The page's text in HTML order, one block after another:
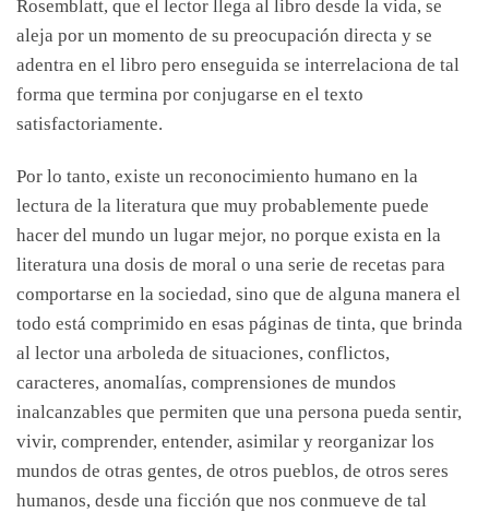
Rosemblatt, que el lector llega al libro desde la vida, se
aleja por un momento de su preocupación directa y se
adentra en el libro pero enseguida se interrelaciona de tal
forma que termina por conjugarse en el texto
satisfactoriamente.
Por lo tanto, existe un reconocimiento humano en la
lectura de la literatura que muy probablemente puede
hacer del mundo un lugar mejor, no porque exista en la
literatura una dosis de moral o una serie de recetas para
comportarse en la sociedad, sino que de alguna manera el
todo está comprimido en esas páginas de tinta, que brinda
al lector una arboleda de situaciones, conflictos,
caracteres, anomalías, comprensiones de mundos
inalcanzables que permiten que una persona pueda sentir,
vivir, comprender, entender, asimilar y reorganizar los
mundos de otras gentes, de otros pueblos, de otros seres
humanos, desde una ficción que nos conmueve de tal